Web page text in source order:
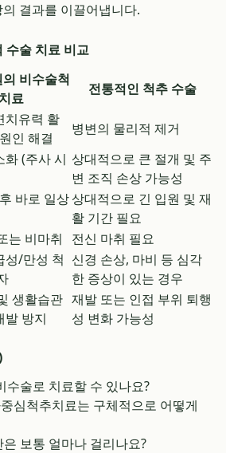
결과를 이끌어냅니다.
수술 치료 비교
비수술척
료
전통적인 척추 수술
치유력 활
인 해결
병변의 물리적 제거
화 (주사 시 상대적으로 큰 절개 및 주
변 조직 손상 가능성
바로 일상상대적으로 긴 입원 및 재
활 기간 필요
는 비마취
전신 마취 필요
성/만성 척 신경 손상, 마비 등 심각
한 증상이 있는 경우
생활습관
발 방지
재발 또는 인접 부위 퇴행
성 변화 가능성
수술로 치료할 수 있나요?
심척추치료는 구체적으로 어떻게
보통 얼마나 걸리나요?